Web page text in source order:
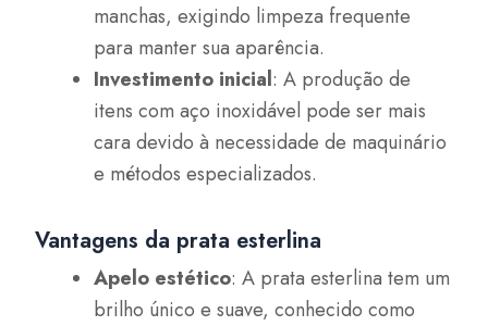
manchas, exigindo limpeza frequente
para manter sua aparência.
Investimento inicial: A produção de
itens com aço inoxidável pode ser mais
cara devido à necessidade de maquinário
e métodos especializados.
Vantagens da prata esterlina
Apelo estético: A prata esterlina tem um
brilho único e suave, conhecido como